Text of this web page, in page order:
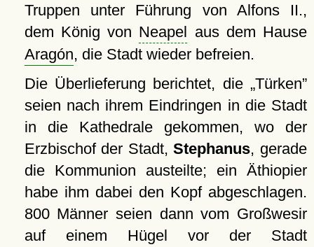
Truppen unter Führung von Alfons II.,
dem König von Neapel aus dem Hause
Aragón, die Stadt wieder befreien.
Die Überlieferung berichtet, die
Türken
seien nach ihrem Eindringen in die Stadt
in die Kathedrale gekommen, wo der
Erzbischof der Stadt,Stephanus, gerade
die Kommunion austeilte; ein Äthiopier
habe ihm dabei den Kopf abgeschlagen.
800 Männer seien dann vom Großwesir
auf einem Hügel vor der Stadt